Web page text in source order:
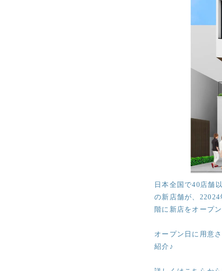
日本全国で40店舗
の新店舗が、
階に新店をオープン
オープン日に用意
紹介♪